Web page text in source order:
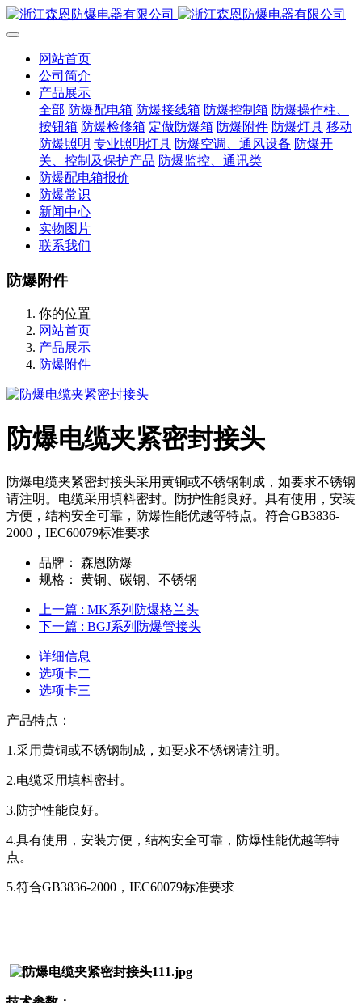
网站首页
公司简介
产品展示
全部 防爆配电箱 防爆接线箱 防爆控制箱 防爆操作柱、
按钮箱 防爆检修箱 定做防爆箱 防爆附件 防爆灯具 移动
防爆照明 专业照明灯具 防爆空调、通风设备 防爆开
关、控制及保护产品 防爆监控、通讯类
防爆配电箱报价
防爆常识
新闻中心
实物图片
联系我们
防爆附件
你的位置
网站首页
产品展示
防爆附件
防爆电缆夹紧密封接头
防爆电缆夹紧密封接头采用黄铜或不锈钢制成，如要求不锈钢
请注明。电缆采用填料密封。防护性能良好。具有使用，安装
方便，结构安全可靠，防爆性能优越等特点。符合GB3836-
2000，IEC60079标准要求
品牌：
森恩防爆
规格：
黄铜、碳钢、不锈钢
上一篇 : MK系列防爆格兰头
下一篇 : BGJ系列防爆管接头
详细信息
选项卡二
选项卡三
产品特点：
1.采用黄铜或不锈钢制成，如要求不锈钢请注明。
2.电缆采用填料密封。
3.防护性能良好。
4.具有使用，安装方便，结构安全可靠，防爆性能优越等特
点。
5.符合GB3836-2000 ， IEC60079标准要求